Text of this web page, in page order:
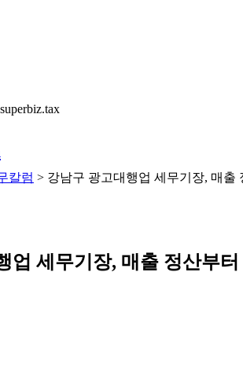
칼럼 > 강남구 광고대행업 세무기장, 매출
업 세무기장, 매출 정산부